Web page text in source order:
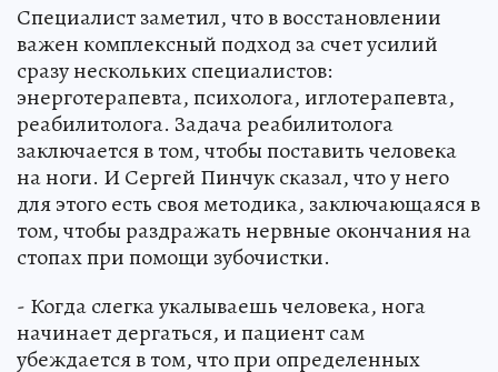
Специалист заметил, что в восстановлении
важен комплексный подход за счет усилий
сразу нескольких специалистов:
энерготерапевта, психолога, иглотерапевта,
реабилитолога. Задача реабилитолога
заключается в том, чтобы поставить человека
на ноги. И Сергей Пинчук сказал, что у него
для этого есть своя методика, заключающаяся в
том, чтобы раздражать нервные окончания на
стопах при помощи зубочистки.
- Когда слегка укалываешь человека, нога
начинает дергаться, и пациент сам
убеждается в том, что при определенных